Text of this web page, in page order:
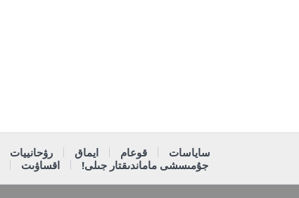
ساياسات قوعام ايماق رۋحانييات
جۇمىسشى ماماندىقتار جىلى!
اقساۋىت